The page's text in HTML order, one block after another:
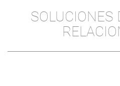
SOLUCIONES